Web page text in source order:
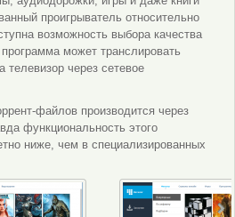
проигрыватель относительно
возможность выбора качества
может транслировать
телевизор через сетевое
файлов производится через
функциональность этого
ниже, чем в специализированных